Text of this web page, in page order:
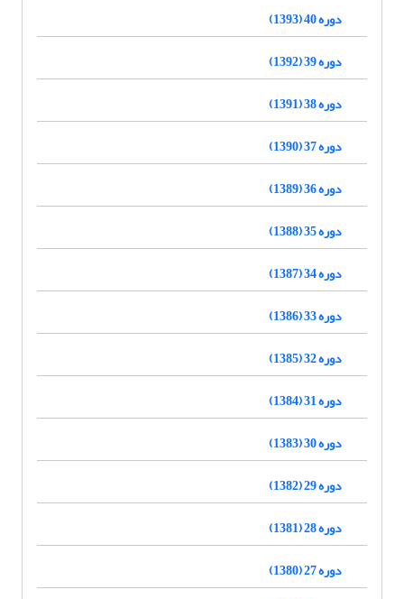
دوره 40 (1393)
دوره 39 (1392)
دوره 38 (1391)
دوره 37 (1390)
دوره 36 (1389)
دوره 35 (1388)
دوره 34 (1387)
دوره 33 (1386)
دوره 32 (1385)
دوره 31 (1384)
دوره 30 (1383)
دوره 29 (1382)
دوره 28 (1381)
دوره 27 (1380)